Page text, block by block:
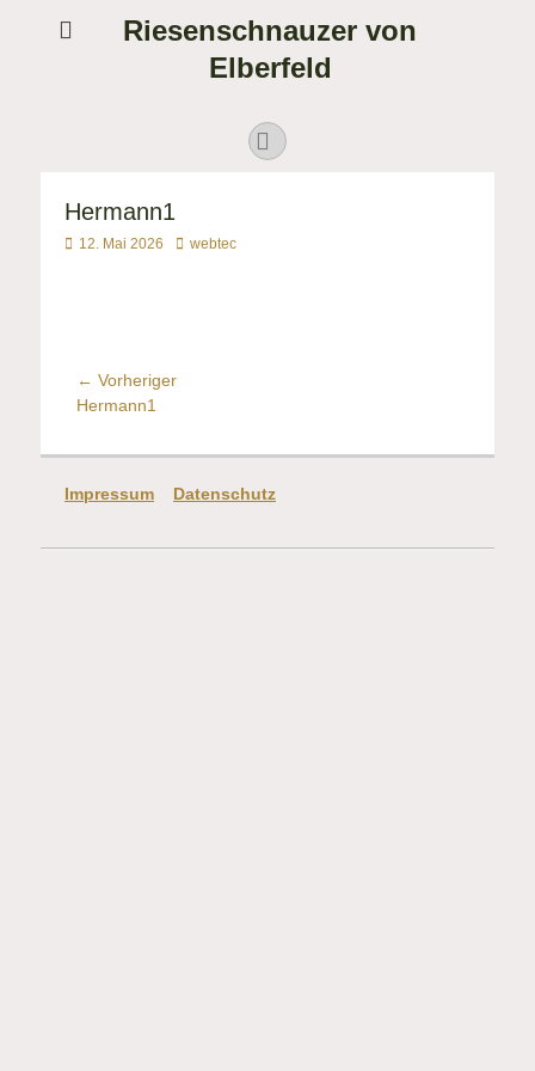
Riesenschnauzer von
Elberfeld
nach:
Facebook
Hermann1
Veröffentlicht
12. Mai 2026 Autorwebtec
Beitragsnavigation
← Vorheriger
Vorheriger
Hermann1
Impressum Datenschutz